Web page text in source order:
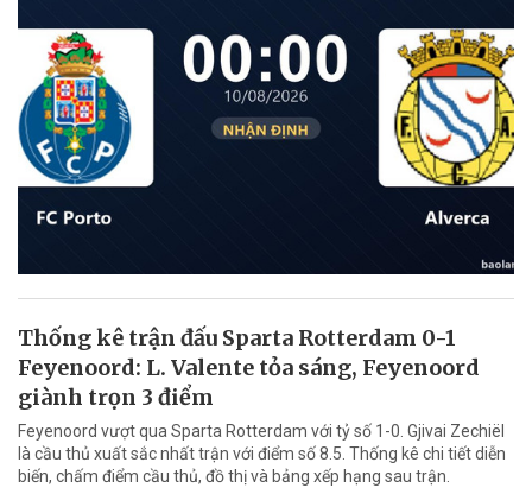
Thống kê trận đấu Sparta Rotterdam 0-1
Feyenoord: L. Valente tỏa sáng, Feyenoord
giành trọn 3 điểm
Feyenoord vượt qua Sparta Rotterdam với tỷ số 1-0. Gjivai Zechiël
là cầu thủ xuất sắc nhất trận với điểm số 8.5. Thống kê chi tiết diễn
biến, chấm điểm cầu thủ, đồ thị và bảng xếp hạng sau trận.